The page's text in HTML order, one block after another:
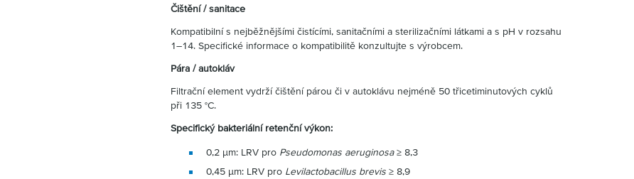
Čištění / sanitace
Kompatibilní s nejběžnějšími čistícími, sanitačními a sterilizačními látkami a s pH v rozsahu
1–14. Specifické informace o kompatibilitě konzultujte s výrobcem.
Pára / autokláv
Filtrační element vydrží čištění párou či v autoklávu nejméně 50 třicetiminutových cyklů
při 135 °C.
Specifický bakteriální retenční výkon:
0,2 µm: LRV pro Pseudomonas aeruginosa≥ 8,3
0,45 µm: LRV pro Levilactobacillus brevis ≥ 8,9